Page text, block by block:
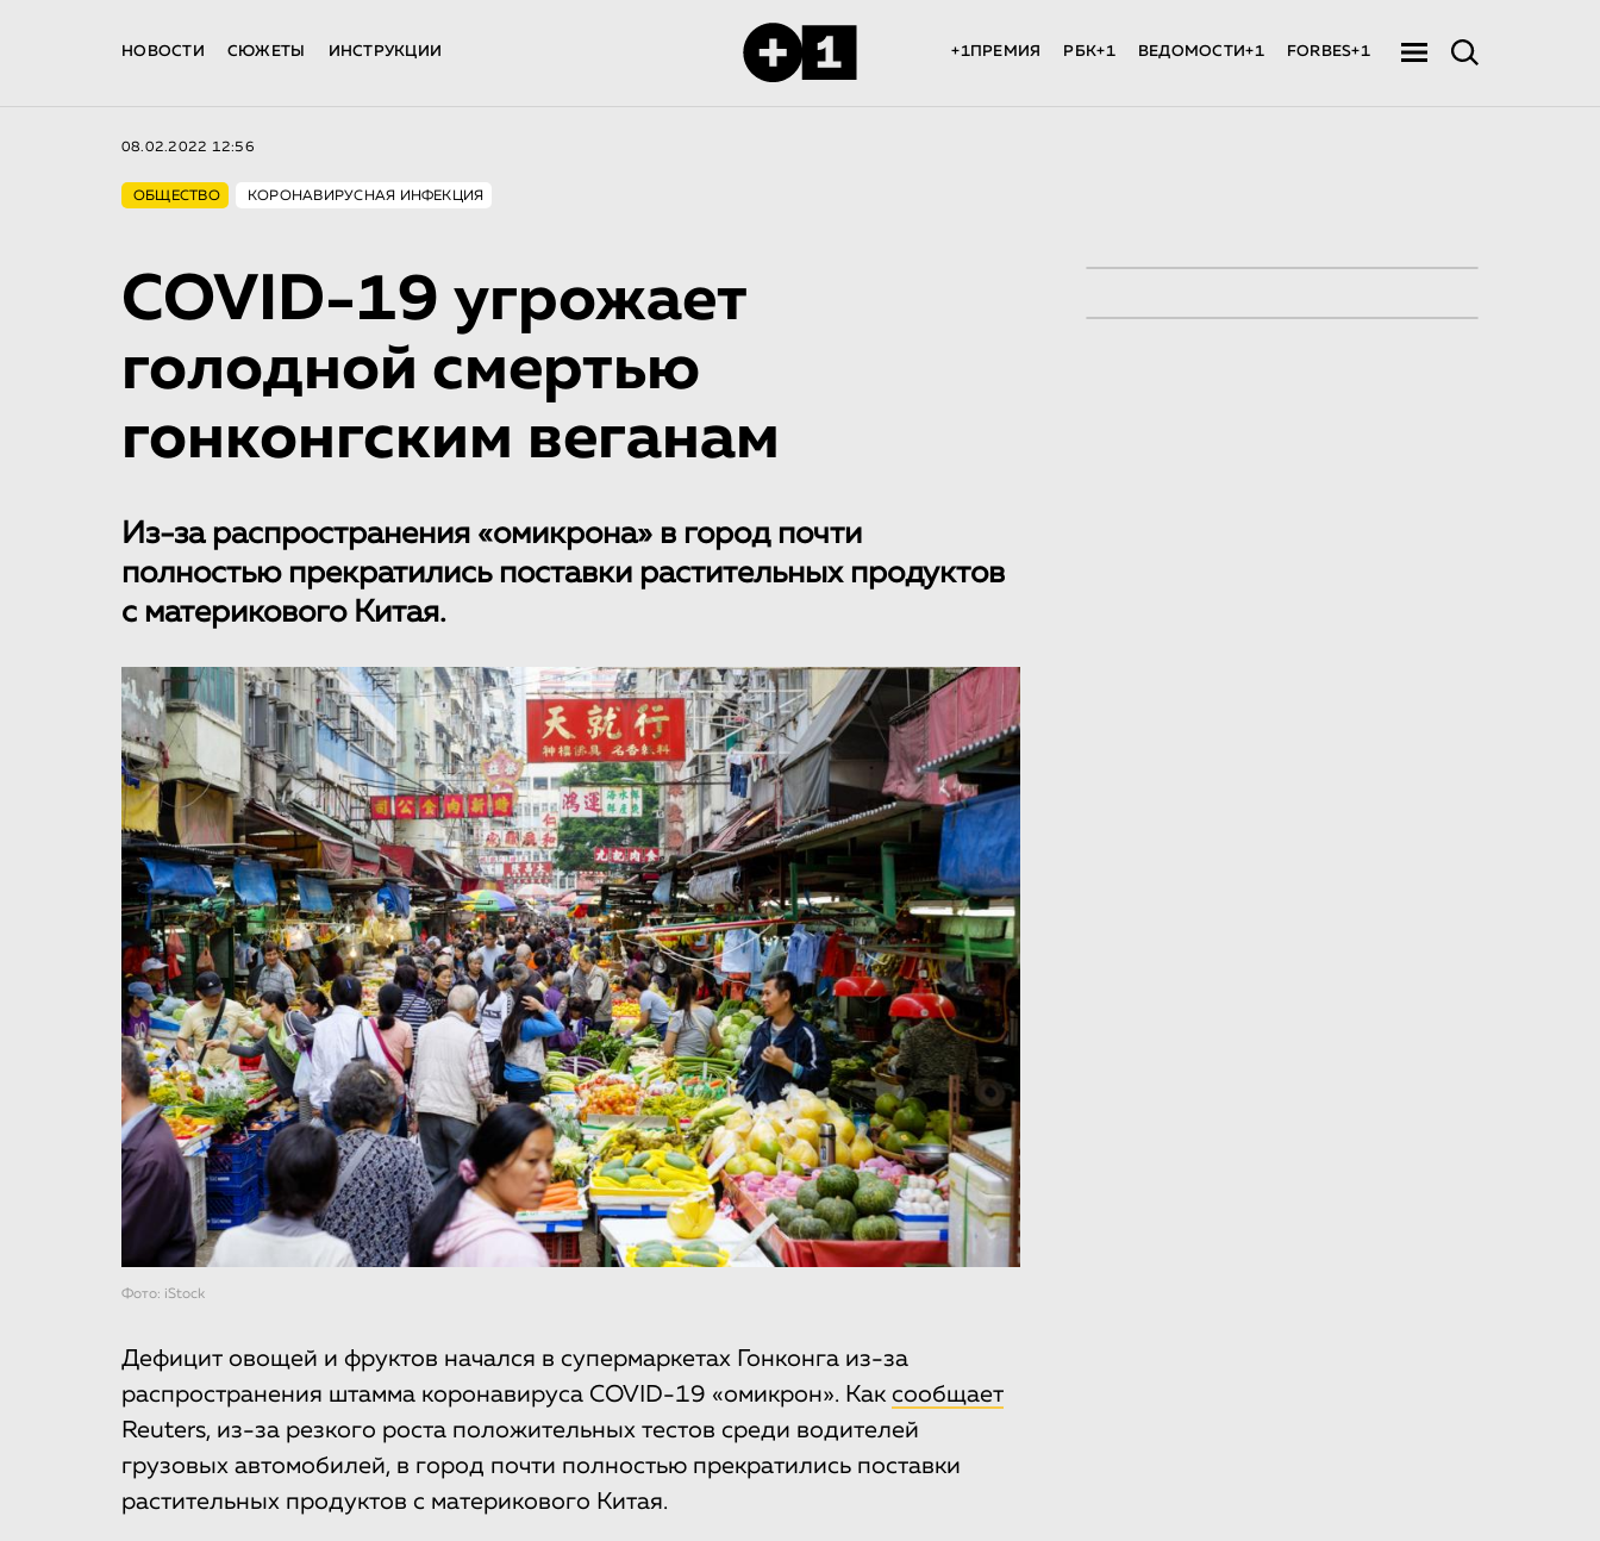
НОВОСТИ СЮЖЕТЫ ИНСТРУКЦИИ +1ПРЕМИЯ РБК+1 ВЕДОМОСТИ+1 FORBES+1
08.02.2022 12:56
ОБЩЕСТВО КОРОНАВИРУСНАЯ ИНФЕКЦИЯ
COVID-19 угрожает
голодной смертью
гонконгским веганам
Из-за распространения «омикрона» в город почти
полностью прекратились поставки растительных продуктов
с материкового Китая.
Фото: iStock
Дефицит овощей и фруктов начался в супермаркетах Гонконга из-за
распространения штамма коронавируса COVID-19 «омикрон». Как сообщает
Reuters, из-за резкого роста положительных тестов среди водителей
грузовых автомобилей, в город почти полностью прекратились поставки
растительных продуктов с материкового Китая.